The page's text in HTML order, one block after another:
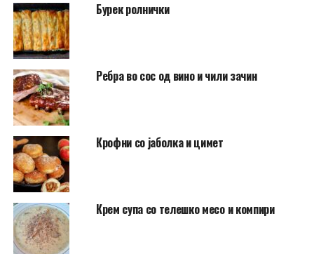
Бурек ролнички
Ребра во сос од вино и чили зачин
Крофни со јаболка и цимет
Крем супа со телешко месо и компири